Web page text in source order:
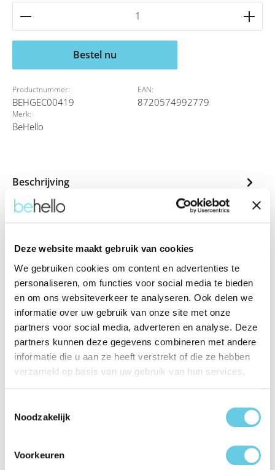
Deze website maakt gebruik van cookies
We gebruiken cookies om content en advertenties te
personaliseren, om functies voor social media te bieden
en om ons websiteverkeer te analyseren. Ook delen we
informatie over uw gebruik van onze site met onze
partners voor social media, adverteren en analyse. Deze
partners kunnen deze gegevens combineren met andere
informatie die u aan ze heeft verstrekt of die ze hebben
verzameld op basis van uw gebruik van hun services.
Noodzakelijk
Voorkeuren
Producthoeveelheid: Voer de gewenste
Bestel nu
Productnummer:
BEHGEC00419
EAN:
8720574992779
Merk:
BeHello
Beschrijving
Eigenschappen
Productinformatie "BeHello Samsung
Galaxy S25 Edge Thin gel case
transparant"
Dit flexibele Thin gel hoesje voor de Samsung Galaxy S25
Edge is vervaardigd uit gerecycled plastic, waardoor je zowel
je telefoon als het milieu beschermt.
Dankzij het transparante ontwerp blijft het originele ontwerp
van je telefoon perfect zichtbaar, terwijl het toch stevig
de camera makkelijk toegankelijk blijven. Met zijn ultradunne
en lichte design biedt dit hoesje een onopvallende, maar
telefoon langer als nieuw blijft.